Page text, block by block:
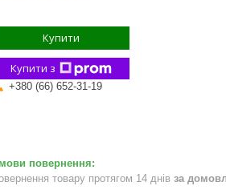
Купити
Купити з
+380 (66) 652-31-19
товару протягом 14 днів за